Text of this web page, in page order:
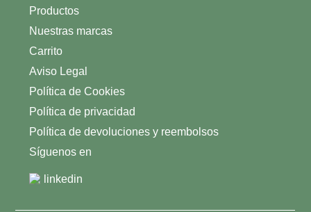
Productos
Nuestras marcas
Carrito
Aviso Legal
Política de Cookies
Política de privacidad
Política de devoluciones y reembolsos
Síguenos en
linkedin